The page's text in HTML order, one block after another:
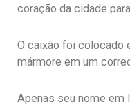
coração da cidade
O caixão foi colocado
mármore em um
Apenas seu nome em